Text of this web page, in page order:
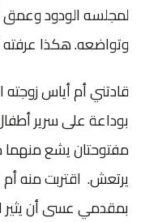
لمجلسه الودود وعمق
وتواضعه. هكذا عرفته
قادتني أم أياس
بوداعة على سرير
مفتوحتان يشع
يرتعش. اقتربت منه
بمقدمي عسى أن يثير